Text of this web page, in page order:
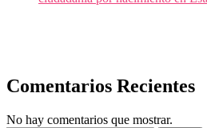
Comentarios Recientes
No hay comentarios que mostrar.